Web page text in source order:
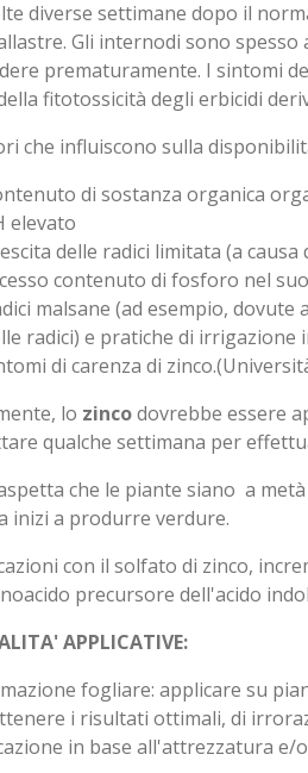
diverse settimane dopo il
Gli internodi sono
prematuramente. I sintomi
fitotossicità degli erbicidi
che influiscono sulla
di sostanza organica
elevato
delle radici limitata (a
contenuto di fosforo nel
malsane (ad esempio,
radici) e pratiche di irrigazione
di carenza di
lo zincodovrebbe essere
qualche settimana per
che le piante siano a
inizi a produrre verdure.
con il solfato di zinco,
precursore dell'acido
APPLICATIVE:
fogliare: applicare su
i risultati ottimali, di
in base all'attrezzatura e/